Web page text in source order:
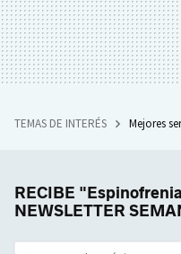
TEMAS DE INTERÉS Mejores
RECIBE
NEWSLETTER